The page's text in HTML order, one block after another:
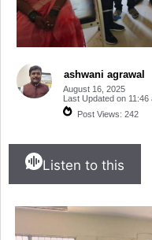
ashwani agrawal
August 16, 2025
Last Updated on 11:46
Post Views: 242
Listen to this